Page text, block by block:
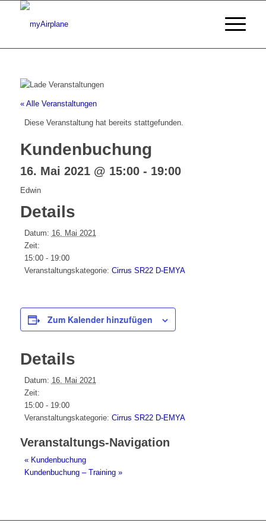
« Alle Veranstaltungen
Diese Veranstaltung hat bereits stattgefunden.
Kundenbuchung
16. Mai 2021 @ 15:00- 19:00
Edwin
Details
Datum: 16. Mai 2021
Zeit:
15:00 - 19:00
Veranstaltungskategorie: Cirrus SR22 D-EMYA
Zum Kalender hinzufügen
Details
Datum: 16. Mai 2021
Zeit:
15:00 - 19:00
Veranstaltungskategorie: Cirrus SR22 D-EMYA
Veranstaltungs-Navigation
«Kundenbuchung
Kundenbuchung – Training »